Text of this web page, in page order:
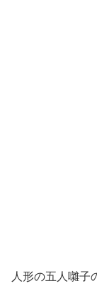
人形の五人囃子